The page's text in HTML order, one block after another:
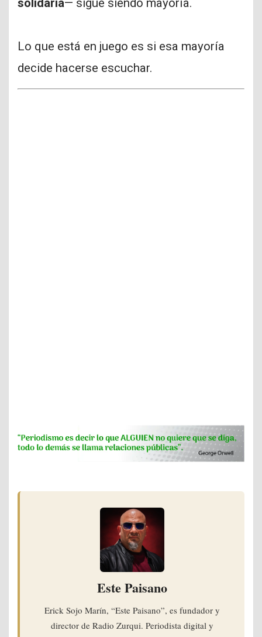
solidaria— sigue siendo mayoría.
Lo que está en juego es si esa mayoría
decide hacerse escuchar.
Este Paisano
Erick Sojo Marín, “Este Paisano”, es fundador y
director de Radio Zurqui. Periodista digital y